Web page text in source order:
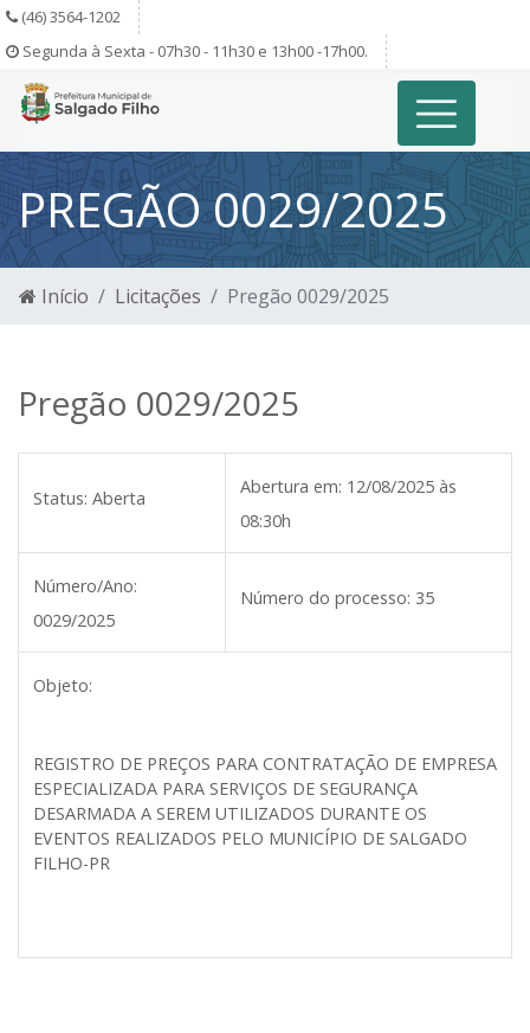
(46) 3564-1202
Segunda à Sexta - 07h30 - 11h30 e 13h00 -17h00.
PREGÃO 0029/2025
Início Licitações Pregão 0029/2025
Pregão 0029/2025
Status: Aberta
Abertura em: 12/08/2025 às
08:30h
Número/Ano:
0029/2025
Número do processo: 35
Objeto:
REGISTRO DE PREÇOS PARA CONTRATAÇÃO DE EMPRESA
ESPECIALIZADA PARA SERVIÇOS DE SEGURANÇA
DESARMADA A SEREM UTILIZADOS DURANTE OS
EVENTOS REALIZADOS PELO MUNICÍPIO DE SALGADO
FILHO-PR